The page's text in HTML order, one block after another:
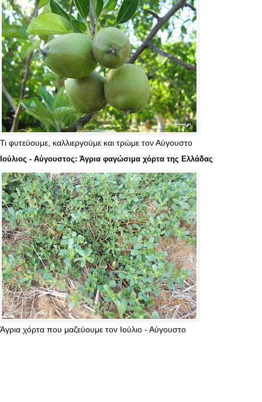
Τι φυτεύουμε, καλλιεργούμε και τρώμε τον Αύγουστο
Ιούλιος - Αύγουστος: Άγρια φαγώσιμα χόρτα της Ελλάδας
Άγρια χόρτα που μαζεύουμε τον Ιούλιο - Αύγουστο